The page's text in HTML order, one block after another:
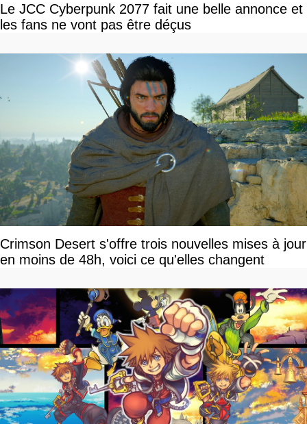
Le JCC Cyberpunk 2077 fait une belle annonce et
les fans ne vont pas être déçus
Crimson Desert s'offre trois nouvelles mises à jour
en moins de 48h, voici ce qu'elles changent